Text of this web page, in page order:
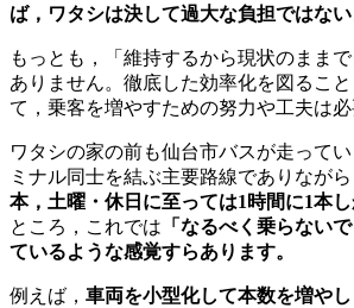
ば，ワタシは決して過大な負担ではない
もっとも，「維持するから現状のまま
ありません。徹底した効率化を図るこ
て，乗客を増やすための努力や工夫は必
ワタシの家の前も仙台市バスが走って
ミナル同士を結ぶ主要路線でありながら
本，土曜・休日に至っては1時間に1本し
ところ，これでは 「なるべく乗らない
ているような感覚すらあります。
例えば， 車両を小型化して本数を増やし